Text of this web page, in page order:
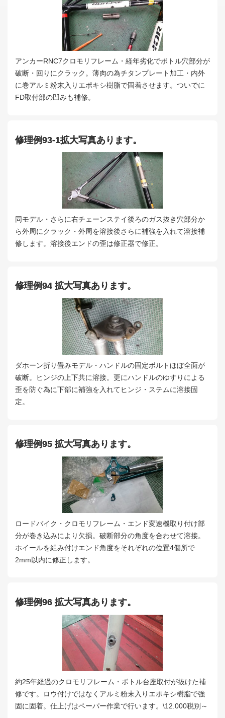
アンカーRNC7クロモリフレーム・経年劣化でボトル穴部分が
破断・回りにクラック。薄肉の為チタンプレート加工・内外
に巻アルミ粉末入りエポキシ樹脂で固着させます。ついでに
FD取付部の凹みも補修。
修理例93-1拡大写真あります。
同モデル・さらに右チェーンステイ後ろのガス抜き穴部分か
ら外周にクラック・外周を溶接後さらに補強を入れて溶接補
修します。溶接後エンドの歪は修正器で修正。
修理例94 拡大写真あります。
ダホーン折り畳みモデル・ハンドルの固定ボルトほぼ全面が
破断。ヒンジの上下共に溶接。更にハンドルのゆすりによる
歪を防ぐ為に下部に補強を入れてヒンジ・ステムに溶接固
定。
修理例95 拡大写真あります。
ロードバイク・クロモリフレーム・エンド変速機取り付け部
分が巻き込みにより欠損。破断部分の角度を合わせて溶接。
ホイールを組み付けエンド角度をそれぞれの位置4個所で
2mm以内に修正します。
修理例96 拡大写真あります。
約25年経過のクロモリフレーム・ボトル台座取付が抜けた補
修です。ロウ付けではなくアルミ粉末入りエポキシ樹脂で強
固に固着。仕上げはペーパー作業で行います。\12.000税別～